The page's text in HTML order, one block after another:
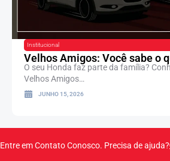
Institucional
Velhos Amigos: Você sabe o
O seu Honda faz parte da família?
Velhos Amigos…
JUNHO 15, 2026
Entre em Contato Conosco. Precisa de ajuda?